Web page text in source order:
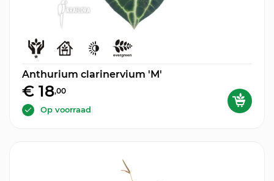
Anthurium clarinervium 'M'
€ 18,00
Op voorraad